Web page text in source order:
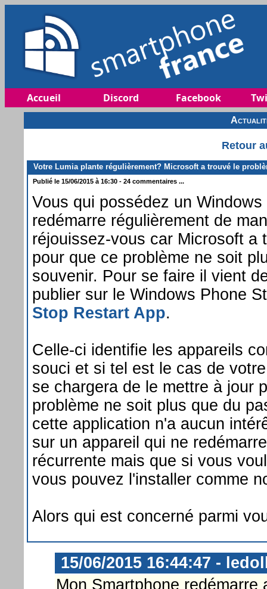
Accueil Discord Facebook
Retour
Votre Lumia plante régulièrement? Microsoft a trouvé le
Publié le 15/06/2015 à 16:30 - 24 commentaires ...
Vous qui possédez un
redémarre régulièrement de
réjouissez-vous car Microsoft a
pour que ce problème ne soit
souvenir. Pour se faire il vient
publier sur le Windows Phone
Stop Restart App.
Celle-ci identifie les appareils
souci et si tel est le cas de
se chargera de le mettre à jour
problème ne soit plus que du
cette application n'a aucun
sur un appareil qui ne
récurrente mais que si vous
vous pouvez l'installer comme
Alors qui est concerné parmi
15/06/2015 16:44:47 -
Mon Smartphone